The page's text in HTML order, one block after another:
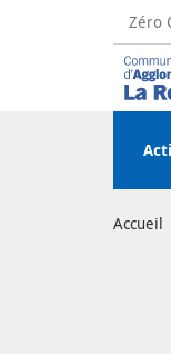
Zéro
La
Accueil